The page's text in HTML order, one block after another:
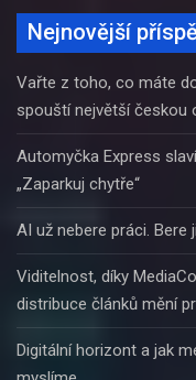
Nejnovější
Vařte z toho, co máte
spouští největší českou
Automyčka Express
„Zaparkuj chytře“
AI už nebere práci. Bere
Viditelnost, díky
distribuce článků mění
Digitální horizont a jak